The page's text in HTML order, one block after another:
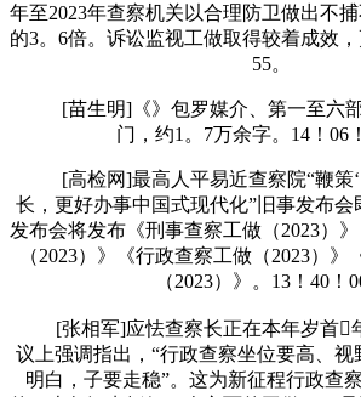
年至2023年查察机关以合理防卫做出不
的3。6倍。诉讼监视工做取得较着成效，
55。
[苗生明]《》包罗媒介、第一至六部
门，约1。7万余字。14！06
[高检网]最高人平易近查察院“鞭策‘
长，更好办事中国式现代化”旧事发布
发布会将发布《刑事查察工做（2023）
（2023）》《行政查察工做（2023）
（2023）》。13！40！
[张相军]应怯查察长正在本年岁首
议上强调指出，“行政查察坐位要高、
明白，子要走稳”。这为新征程行政查